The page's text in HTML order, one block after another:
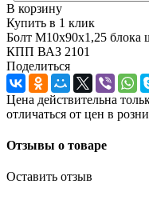
В корзину
Купить в 1 клик
Болт М10х90х1,25 блока
КПП ВАЗ 2101
Поделиться
Цена действительна
отличаться от цен в
Отзывы о товаре
Оставить отзыв